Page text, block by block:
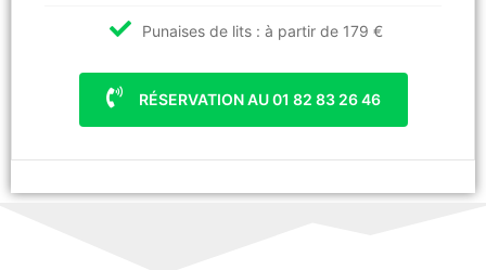
Punaises de lits : à partir de 179 €
RÉSERVATION AU 01 82 83 26 46